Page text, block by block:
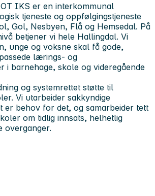
IKS er en interkommunal
tjeneste og oppfølgingstjeneste
Gol, Nesbyen, Flå og Hemsedal. På
betjener vi hele Hallingdal. Vi
unge og voksne skal få gode,
lærings- og
i barnehage, skole og videregående
og systemrettet støtte til
Vi utarbeider sakkyndige
er behov for det, og samarbeider tett
om tidlig innsats, helhetlig
overganger.